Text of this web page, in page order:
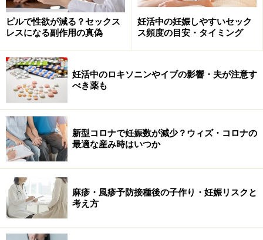
※参考資料：アメリカCDCデータ
http://nccd.cdc.gov/DRH_ART/Apps/NationalSummaryR
eport.aspx
体外受精成功の秘訣1：自然周期排卵誘発を
第一選択にしない
日本とアメリカの数字を比較してもらえば分かると思い
ますが、日本は体外受精の数は多いのにも関わらず、妊
ピルで性欲が減る？セックス
レスになる副作用の真偽
妊活中の妊娠しやすいセック
ス頻度の目安・タイミング
妊活中のロキソニンやイブの影響・夫が注意す
べき薬も
新型コロナで妊娠数が減少？ウィズ・コロナの
最適な産み時はいつか
麻疹・風疹予防接種後の子作り・妊娠リスクと
考え方